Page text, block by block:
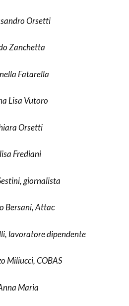
Orsetti
Zanchetta
Fatarella
Lisa Vutoro
Orsetti
Frediani
giornalista
Bersani, Attac
lavoratore dipendente
Miliucci, COBAS
Maria